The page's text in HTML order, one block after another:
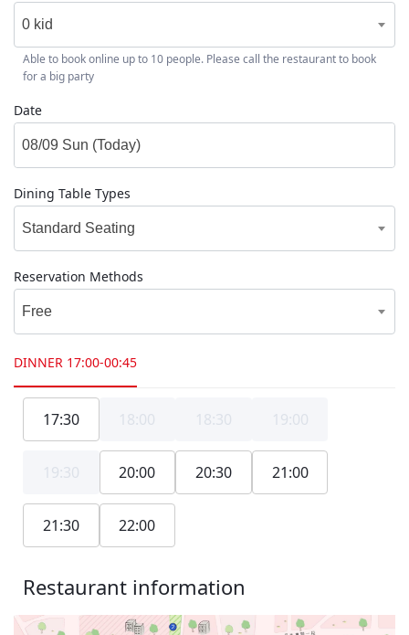
0 kid
Able to book online up to 10 people. Please call the restaurant to book
for a big party
Date
Dining Table Types
Standard Seating
Reservation Methods
Free
DINNER 17:00-00:45
17:30 18:00 18:30 19:00
19:30 20:00 20:30 21:00
21:30 22:00
Restaurant information